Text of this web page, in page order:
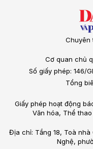
Chuyên
Cơ quan chủ
Số giấy phép: 146/
Tổng
Giấy phép hoạt động
Văn hóa, Thể
Địa chỉ: Tầng 18, Toà
Nghệ,